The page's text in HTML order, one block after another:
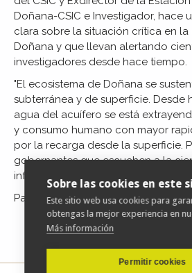
Doñana-CSIC e Investigador, hace
clara sobre la situación crítica en
Doñana y que llevan alertando
investigadores desde hace tiempo.
"El ecosistema de Doñana se
subterránea y de superficie. Desde
agua del acuífero se está
y consumo humano con mayor
por la recarga desde la superficie.
gobernantes que escuchen a la
informes. Y luego tomen decisiones
Para acceder al artículo completo
Sobre las cookies en este
Este sitio web usa cookies para
obtengas la mejor experiencia en
Más información
Permitir cookies